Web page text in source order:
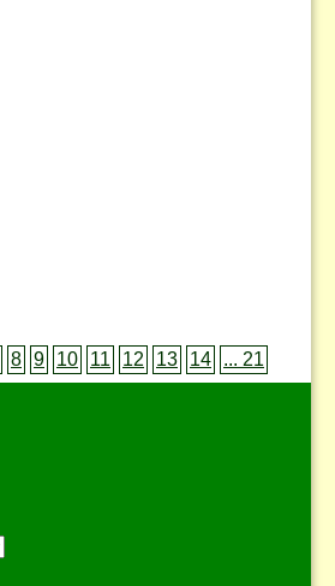
8 9 10 11 12 13 14 ... 21